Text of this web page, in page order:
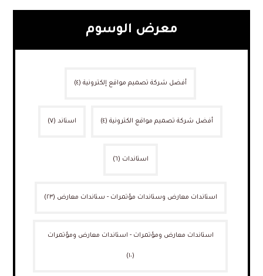
معرض الوسوم
أفضل شركة تصميم مواقع إلكترونية (٤)
أفضل شركة تصميم مواقع الكترونية (٤) استاند (٧)
استاندات (٦)
استاندات معارض وستاندات مؤتمرات - ستاندات معارض (٢٣)
استاندات معارض ومؤتمرات - استاندات معارض ومؤتمرات
(١٠)